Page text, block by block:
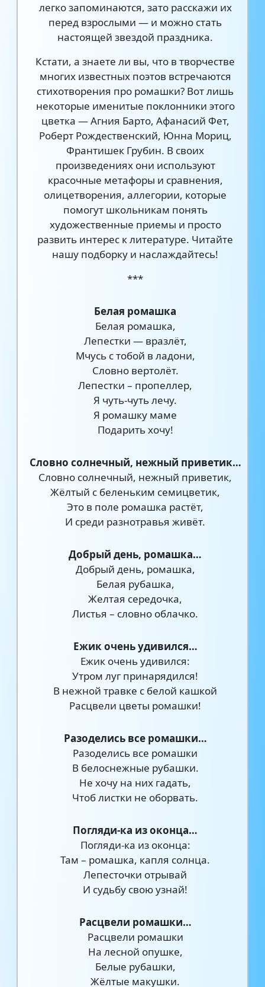
легко запоминаются, зато расскажи их
перед взрослыми — и можно стать
настоящей звездой праздника.
Кстати, а знаете ли вы, что в творчестве
многих известных поэтов встречаются
стихотворения про ромашки? Вот лишь
некоторые именитые поклонники этого
цветка — Агния Барто, Афанасий Фет,
Роберт Рождественский, Юнна Мориц,
Франтишек Грубин. В своих
произведениях они используют
красочные метафоры и сравнения,
олицетворения, аллегории, которые
помогут школьникам понять
художественные приемы и просто
развить интерес к литературе. Читайте
нашу подборку и наслаждайтесь!
***
Белая ромашка
Белая ромашка,
Лепестки — вразлёт,
Мчусь с тобой в ладони,
Словно вертолёт.
Лепестки – пропеллер,
Я чуть-чуть лечу.
Я ромашку маме
Подарить хочу!
Словно солнечный, нежный приветик…
Словно солнечный, нежный приветик,
Жёлтый с беленьким семицветик,
Это в поле ромашка растёт,
И среди разнотравья живёт.
Добрый день, ромашка…
Добрый день, ромашка,
Белая рубашка,
Желтая середочка,
Листья – словно облачко.
Ежик очень удивился…
Ежик очень удивился:
Утром луг принарядился!
В нежной травке с белой кашкой
Расцвели цветы ромашки!
Разоделись все ромашки…
Разоделись все ромашки
В белоснежные рубашки.
Не хочу на них гадать,
Чтоб листки не оборвать.
Погляди-ка из оконца…
Погляди-ка из оконца:
Там – ромашка, капля cолнца.
Лепесточки отрывай
И судьбу свою узнай!
Расцвели ромашки…
Расцвели ромашки
На лесной опушке,
Белые рубашки,
Жёлтые макушки.